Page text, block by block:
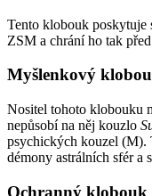
Tento klobouk poskytuje
ZSM a chrání ho tak
Myšlenkový
Nositel tohoto klobouku
nepůsobí na něj kouzlo
psychických kouzel (M).
démony astrálních sfér a
Ochranný klobouk